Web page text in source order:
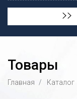
>>
Товары
Главная Каталог